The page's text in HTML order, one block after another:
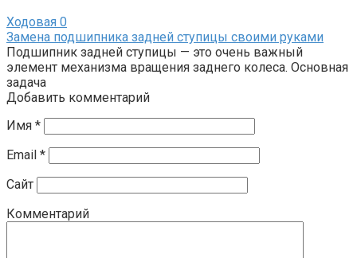
Ходовая 0
Замена подшипника задней ступицы своими руками
Подшипник задней ступицы — это очень важный
элемент механизма вращения заднего колеса. Основная
задача
Добавить комментарий
Имя *
Email *
Сайт
Комментарий